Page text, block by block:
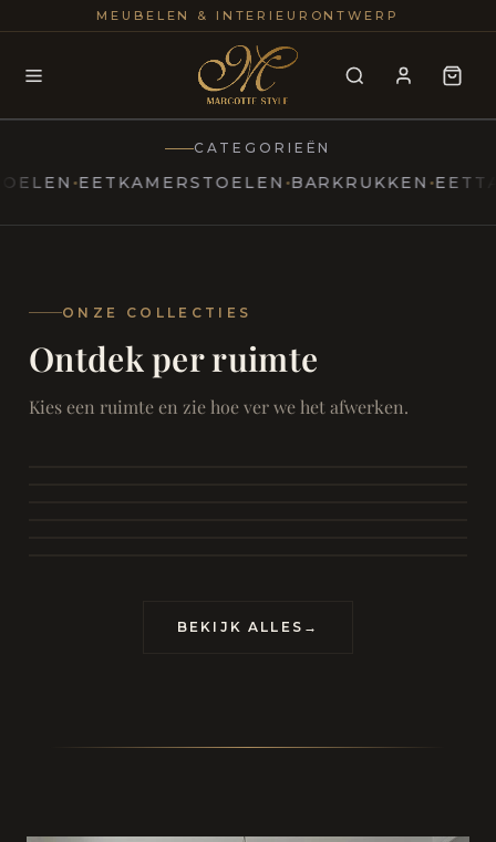
MEUBELEN & INTERIEURONTWERP
Modern
Marcottestyle Living
25+
CATEGORIEËN
EETKAMERSTOELEN BARKRUKKEN
ONZE COLLECTIES
Ontdek per ruimte
Kies een ruimte en zie hoe ver we het afwerken.
SAMEN ONTSPANNEN
Woonkamer
Eetkamer
RUST EN RETRAITE
BEKIJK ALLES →